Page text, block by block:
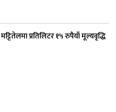
प्रतिलिटर १५ रुपैयाँ मूल्यवृद्धि